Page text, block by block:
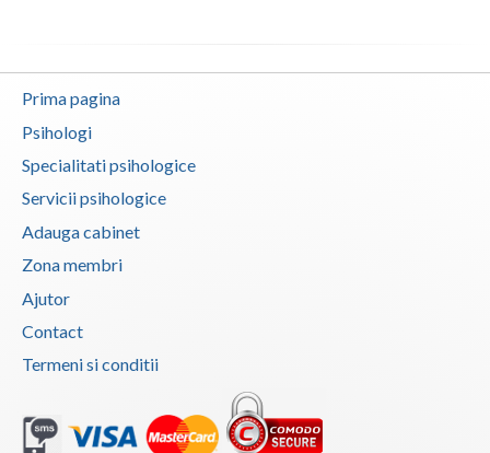
Prima pagina
Psihologi
Specialitati psihologice
Servicii psihologice
Adauga cabinet
Zona membri
Ajutor
Contact
Termeni si conditii